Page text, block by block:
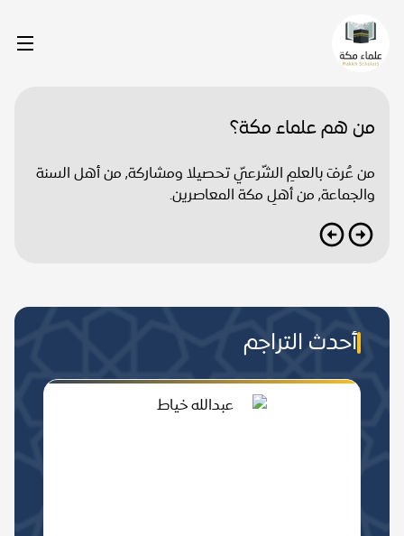
من هم علماء مكة؟
من عُرفَ بالعلمِ الشّرعيّ تحصيلا ومشاركة, من أهل السنة
والجماعة, من أهلِ مكة المعاصرين.
أحدث التراجم